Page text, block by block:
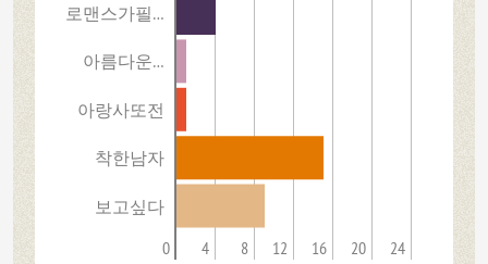
로맨스가필…
아름다운…
아랑사또전
착한남자
보고싶다
0 4 8 12 16 20 24